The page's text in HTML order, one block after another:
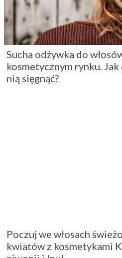
Sucha odżywka do
kosmetycznym rynku.
nią sięgnąć?
Poczuj we włosach
kwiatów z kosmetykami